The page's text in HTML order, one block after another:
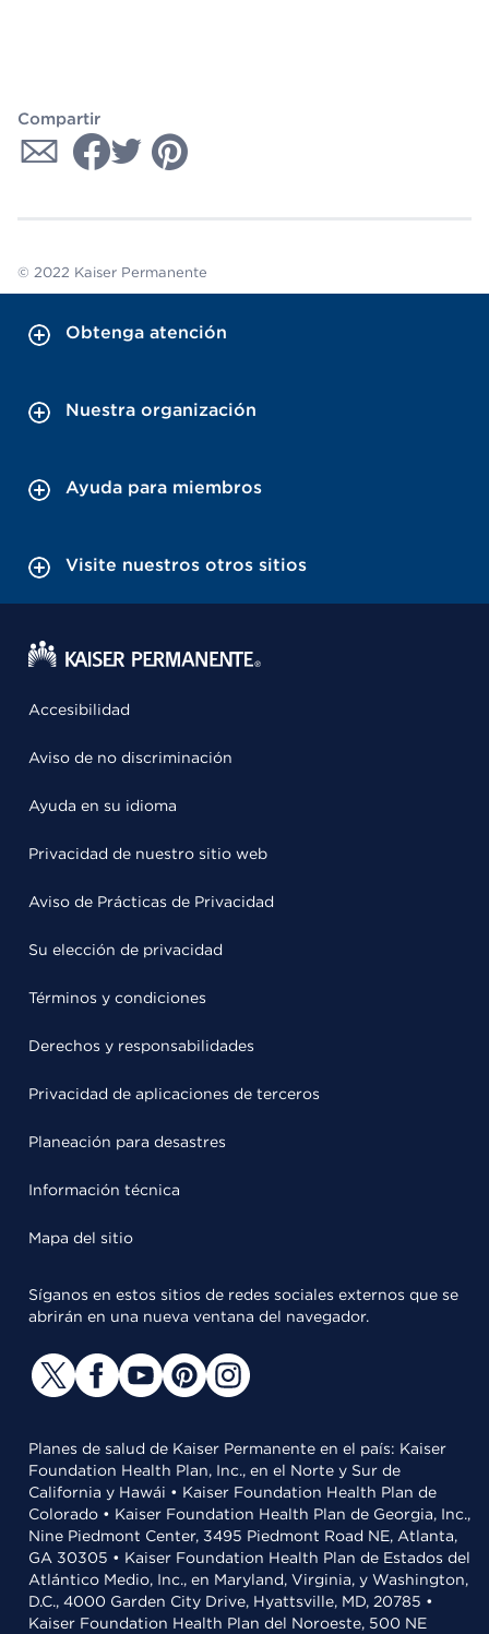
Compartir
© 2022 Kaiser Permanente
Obtenga atención
Nuestra organización
Ayuda para miembros
Visite nuestros otros sitios
Accesibilidad
Aviso de no discriminación
Ayuda en su idioma
Privacidad de nuestro sitio web
Aviso de Prácticas de Privacidad
Su elección de privacidad
Términos y condiciones
Derechos y responsabilidades
Privacidad de aplicaciones de terceros
Planeación para desastres
Información técnica
Mapa del sitio
Síganos en estos sitios de redes sociales externos que se
abrirán en una nueva ventana del navegador.
Planes de salud de Kaiser Permanente en el país: Kaiser
Foundation Health Plan, Inc., en el Norte y Sur de
California y Hawái • Kaiser Foundation Health Plan de
Colorado • Kaiser Foundation Health Plan de Georgia, Inc.,
Nine Piedmont Center, 3495 Piedmont Road NE, Atlanta,
GA 30305 • Kaiser Foundation Health Plan de Estados del
Atlántico Medio, Inc., en Maryland, Virginia, y Washington,
D.C., 4000 Garden City Drive, Hyattsville, MD, 20785 •
Kaiser Foundation Health Plan del Noroeste, 500 NE